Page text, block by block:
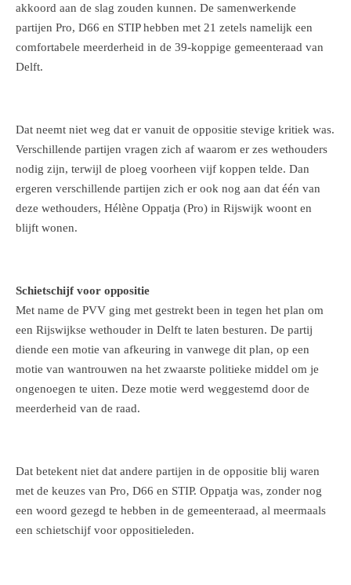
akkoord aan de slag zouden kunnen. De samenwerkende
partijen Pro, D66 en STIP hebben met 21 zetels namelijk een
comfortabele meerderheid in de 39-koppige gemeenteraad van
Delft.
Dat neemt niet weg dat er vanuit de oppositie stevige kritiek was.
Verschillende partijen vragen zich af waarom er zes wethouders
nodig zijn, terwijl de ploeg voorheen vijf koppen telde. Dan
ergeren verschillende partijen zich er ook nog aan dat één van
deze wethouders, Hélène Oppatja (Pro) in Rijswijk woont en
blijft wonen.
Schietschijf voor oppositie
Met name de PVV ging met gestrekt been in tegen het plan om
een Rijswijkse wethouder in Delft te laten besturen. De partij
diende een motie van afkeuring in vanwege dit plan, op een
motie van wantrouwen na het zwaarste politieke middel om je
ongenoegen te uiten. Deze motie werd weggestemd door de
meerderheid van de raad.
Dat betekent niet dat andere partijen in de oppositie blij waren
met de keuzes van Pro, D66 en STIP. Oppatja was, zonder nog
een woord gezegd te hebben in de gemeenteraad, al meermaals
een schietschijf voor oppositieleden.